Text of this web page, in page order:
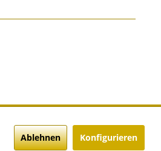
Ablehnen Konfigurieren